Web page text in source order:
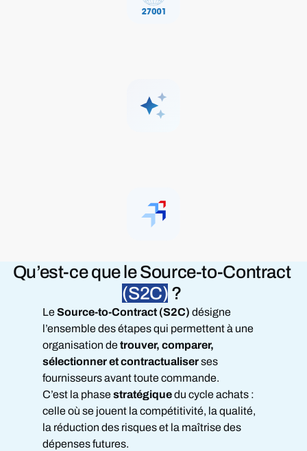
Qu’est-ce que le Source-to-Contract
(S2C) ?
LeSource-to-Contract (S2C) désigne
l’ensemble des étapes qui permettent à une
organisation detrouver, comparer,
sélectionner et contractualiserses
fournisseurs avant toute commande.
C’est la phasestratégiquedu cycle achats :
celle où se jouent la compétitivité, la qualité,
la réduction des risques et la maîtrise des
dépenses futures.